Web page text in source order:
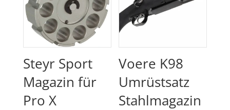
Steyr Sport
Magazin für
Pro X
Voere K98
Umrüstsatz
Stahlmagazin